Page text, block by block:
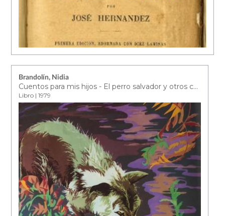
Brandolín, Nidia
Cuentos para mis hijos - El perro salvador y otros cuentos
Libro | 1979